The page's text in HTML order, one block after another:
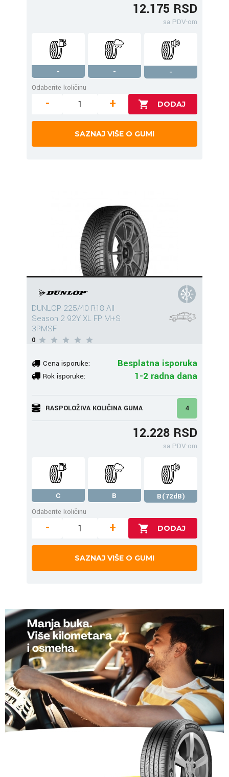
12.175 RSD
sa PDV-om
- -
-
Odaberite količinu
- +
SAZNAJ VIŠE O GUMI
DUNLOP 225/40 R18 All
Season 2 92Y XL FP M+S
3PMSF
0
Cena isporuke: Besplatna isporuka
Rok isporuke: 1-2 radna dana
RASPOLOŽIVA KOLIČINA GUMA 4
12.228 RSD
sa PDV-om
C B
B(72dB)
Odaberite količinu
- +
SAZNAJ VIŠE O GUMI